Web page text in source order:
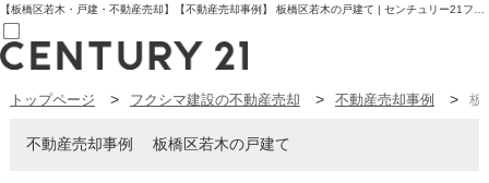
売買部
賃貸部
トップページ フクシマ建設の不動産売却 不動産売却事例 板
不動産売却事例 板橋区若木の戸建て